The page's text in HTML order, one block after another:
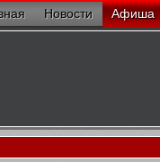
Новости Афиша